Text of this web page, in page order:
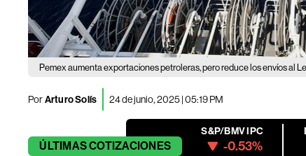
Pemex aumenta exportaciones petroleras, pero reduce los envíos al
PorArturo Solís 24 de junio, 2025 | 05:19 PM
ÚLTIMASCOTIZACIONES
S&P/BMV IPC
-0.53%